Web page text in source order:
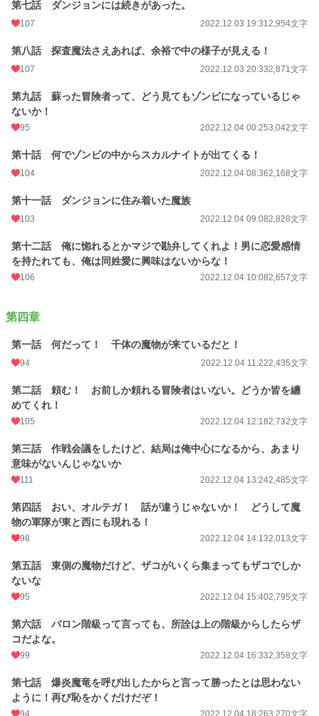
第七話 ダンジョンには続きがあった。
107 2022.12.03 19:312,954文字
第八話 探査魔法さえあれば、余裕で中の様子が見える！
107 2022.12.03 20:332,871文字
第九話 蘇った冒険者って、どう見てもゾンビになっているじゃ
ないか！
95 2022.12.04 00:253,042文字
第十話 何でゾンビの中からスカルナイトが出てくる！
104 2022.12.04 08:362,168文字
第十一話 ダンジョンに住み着いた魔族
103 2022.12.04 09:082,828文字
第十二話 俺に惚れるとかマジで勘弁してくれよ！男に恋愛感情
を持たれても、俺は同姓愛に興味はないからな！
106 2022.12.04 10:082,657文字
第四章
第一話 何だって！ 千体の魔物が来ているだと！
94 2022.12.04 11:222,435文字
第二話 頼む！ お前しか頼れる冒険者はいない。どうか皆を纏
めてくれ！
105 2022.12.04 12:182,732文字
第三話 作戦会議をしたけど、結局は俺中心になるから、あまり
意味がないんじゃないか
111 2022.12.04 13:242,485文字
第四話 おい、オルテガ！ 話が違うじゃないか！ どうして魔
物の軍隊が東と西にも現れる！
98 2022.12.04 14:132,013文字
第五話 東側の魔物だけど、ザコがいくら集まってもザコでしか
ないな
95 2022.12.04 15:402,795文字
第六話 バロン階級って言っても、所詮は上の階級からしたらザ
コだよな。
99 2022.12.04 16:332,358文字
第七話 爆炎魔竜を呼び出したからと言って勝ったとは思わない
ように！再び恥をかくだけだぞ！
94 2022.12.04 18:263,270文字